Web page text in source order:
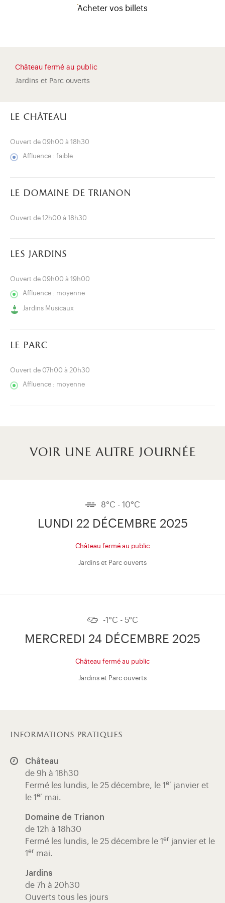
onglet)
nouvel onglet)
fenêtre modale)
de l'application (ouverture dans un nouvel onglet)
Acheter vos billets
Château fermé au public
Jardins et Parc ouverts
le château
Ouvert de 09h00 à 18h30
Affluence : faible
le domaine de trianon
Ouvert de 12h00 à 18h30
les jardins
Ouvert de 09h00 à 19h00
Affluence : moyenne
Jardins Musicaux
le parc
Ouvert de 07h00 à 20h30
Affluence : moyenne
voir une autre journée
8°C - 10°C
LUNDI 22 DÉCEMBRE 2025
Château fermé au public
Jardins et Parc ouverts
-1°C - 5°C
MERCREDI 24 DÉCEMBRE 2025
Château fermé au public
Jardins et Parc ouverts
informations pratiques
Château
de 9h à 18h30
Fermé les lundis, le 25 décembre, le 1 er janvier et
le 1 er mai.
Domaine de Trianon
de 12h à 18h30
Fermé les lundis, le 25 décembre le 1 er janvier et le
1 er mai.
Jardins
de 7h à 20h30
Ouverts tous les jours